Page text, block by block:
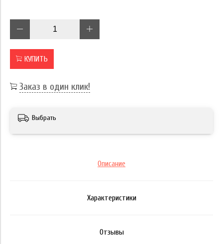
КУПИТЬ
Заказ в один клик!
Выбрать
Описание
Характеристики
Отзывы